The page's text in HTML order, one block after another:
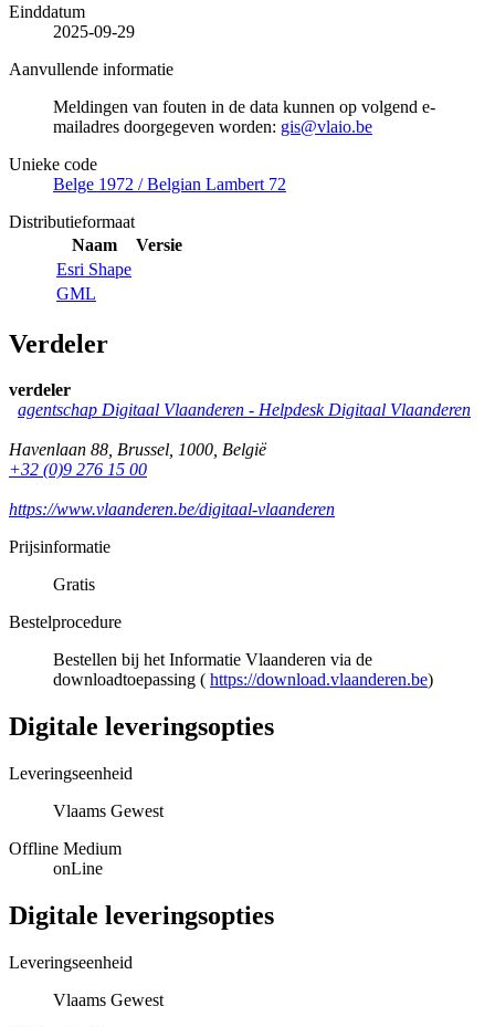
Einddatum
2025-09-29
Aanvullende informatie
Meldingen van fouten in de data kunnen op volgend e-
mailadres doorgegeven worden: gis@vlaio.be
Unieke code
Belge 1972 / Belgian Lambert 72
Distributieformaat
Naam
Versie
Esri Shape
GML
Verdeler
verdeler
agentschap Digitaal Vlaanderen - Helpdesk Digitaal Vlaanderen
Havenlaan 88, Brussel, 1000, België
+32 (0)9 276 15 00
https://www.vlaanderen.be/digitaal-vlaanderen
Prijsinformatie
Gratis
Bestelprocedure
Bestellen bij het Informatie Vlaanderen via de
downloadtoepassing ( https://download.vlaanderen.be)
Digitale leveringsopties
Leveringseenheid
Vlaams Gewest
Offline Medium
onLine
Digitale leveringsopties
Leveringseenheid
Vlaams Gewest